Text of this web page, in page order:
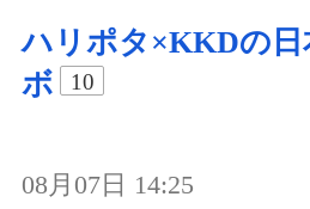
ハリポタ×KKDの日
ボ
10
08月07日 14:25